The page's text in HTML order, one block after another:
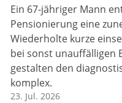
Ein 67-jähriger Mann
Pensionierung eine
Wiederholte kurze
bei sonst unauffälligen
gestalten den
komplex.
23. Jul. 2026